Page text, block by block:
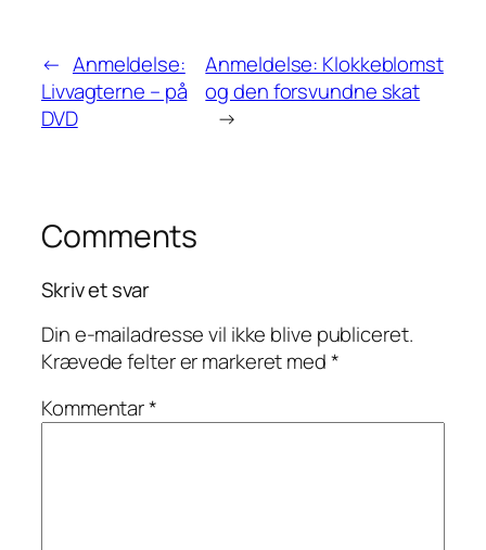
← Anmeldelse:
Livvagterne – på
DVD
Anmeldelse: Klokkeblomst
og den forsvundne skat
→
Comments
Skriv et svar
Din e-mailadresse vil ikke blive publiceret.
Krævede felter er markeret med*
Kommentar*